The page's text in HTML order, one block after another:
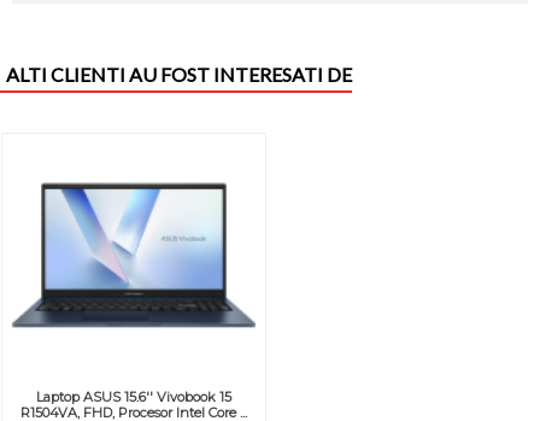
ALTI CLIENTI AU FOST INTERESATI DE
Laptop ASUS 15.6'' Vivobook 15
R1504VA, FHD, Procesor Intel Core ...